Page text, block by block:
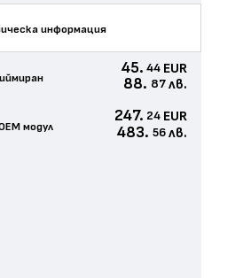
информация
45. 44 EUR
88. 87 лв.
модул
247. 24 EUR
483. 56 лв.